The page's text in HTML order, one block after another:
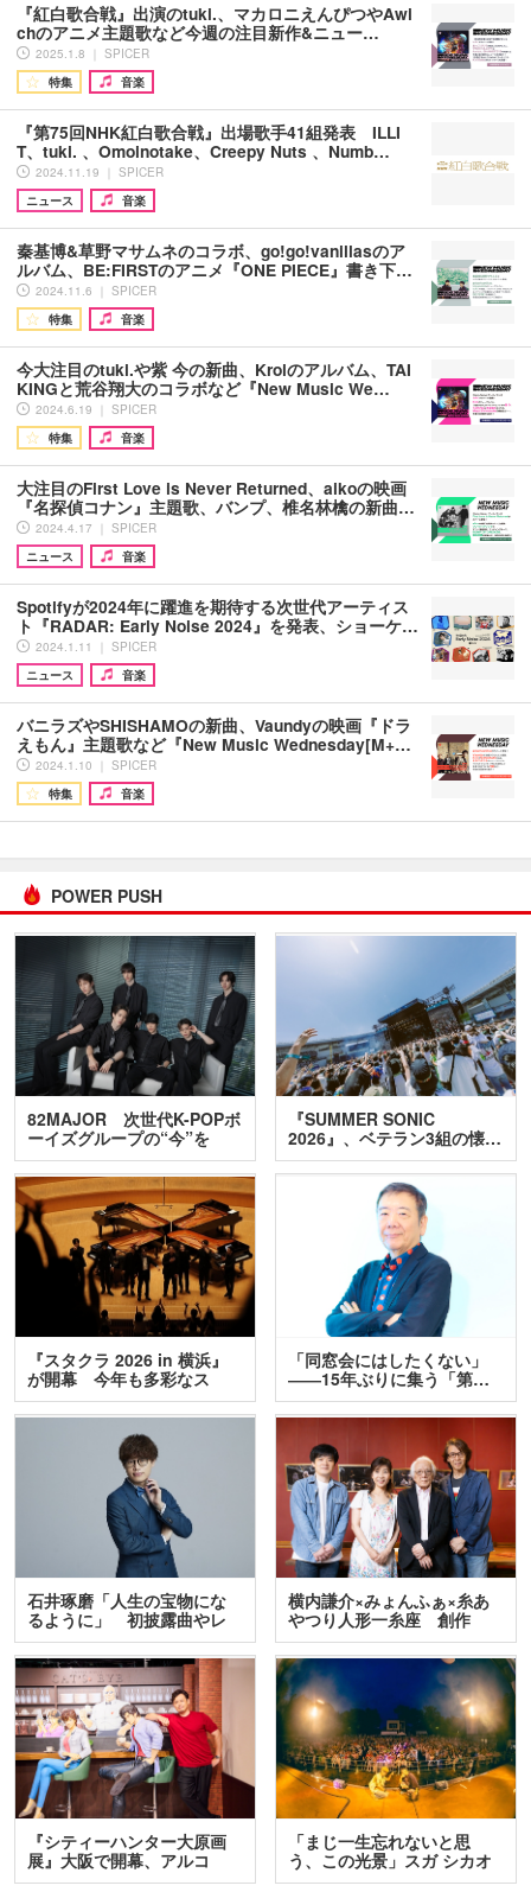
『紅白歌合戦』出演のtuki.、マカロニえんぴつやAwi
chのアニメ主題歌など今週の注目新作&ニュー…
2025.1.8 ｜ SPICER
特集
音楽
『第75回NHK紅白歌合戦』出場歌手41組発表 ILLI
T、tuki. 、Omoinotake、Creepy Nuts 、Numb…
2024.11.19 ｜ SPICER
ニュース
音楽
秦基博&草野マサムネのコラボ、go!go!vanillasのア
ルバム、BE:FIRSTのアニメ『ONE PIECE』書き下…
2024.11.6 ｜ SPICER
特集
音楽
今大注目のtuki.や紫 今の新曲、Kroiのアルバム、TAI
KINGと荒谷翔大のコラボなど『New Music We…
2024.6.19 ｜ SPICER
特集
音楽
大注目のFirst Love is Never Returned、aikoの映画
『名探偵コナン』主題歌、バンプ、椎名林檎の新曲…
2024.4.17 ｜ SPICER
ニュース
音楽
Spotifyが2024年に躍進を期待する次世代アーティス
ト『RADAR: Early Noise 2024』を発表、ショーケ…
2024.1.11 ｜ SPICER
ニュース
音楽
バニラズやSHISHAMOの新曲、Vaundyの映画『ドラ
えもん』主題歌など『New Music Wednesday[M+…
2024.1.10 ｜ SPICER
特集
音楽
POWER PUSH
82MAJOR 次世代K-POPボ
ーイズグループの“今”を
訊…
『SUMMER SONIC
2026』、ベテラン3組の懐…
『スタクラ 2026 in 横浜』
が開幕 今年も多彩なス
テ…
「同窓会にはしたくない」
――15年ぶりに集う「第…
石井琢磨「人生の宝物にな
るように」 初披露曲やレ
ア…
横内謙介×みょんふぁ×糸あ
やつり人形一糸座 創作
人…
『シティーハンター大原画
展』大阪で開幕、アルコ
＆…
「まじ一生忘れないと思
う、この光景」スガ シカオ
と…